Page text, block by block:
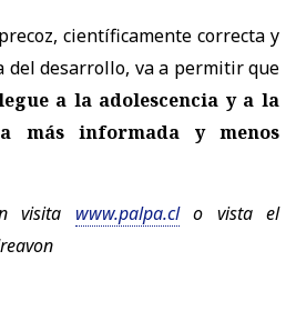
científicamente correcta y
del desarrollo, va a permitir que
a la adolescencia y a la
más informada y menos
visita www.palpa.clo vista el